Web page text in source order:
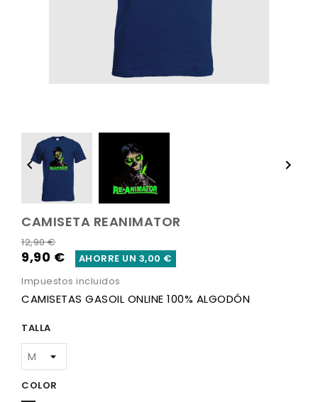
 
CAMISETA REANIMATOR
12,90 €
9,90 €
AHORRE UN 3,00 €
Impuestos incluidos
CAMISETAS GASOIL ONLINE 100% ALGODÓN
TALLA
COLOR